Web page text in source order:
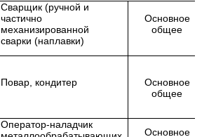
Сварщик (ручной и
частично
механизированной
сварки (наплавки)
Основное
общее
Повар, кондитер
Основное
общее
Оператор-наладчик
Основное